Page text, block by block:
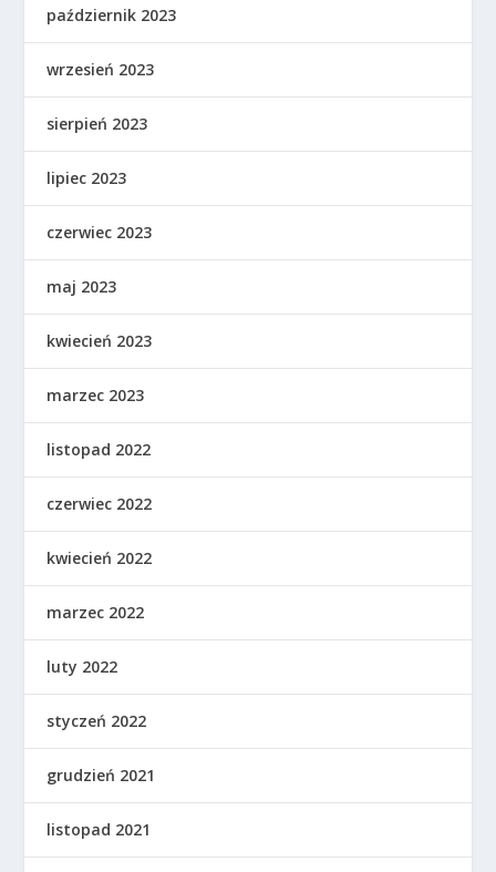
październik 2023
wrzesień 2023
sierpień 2023
lipiec 2023
czerwiec 2023
maj 2023
kwiecień 2023
marzec 2023
listopad 2022
czerwiec 2022
kwiecień 2022
marzec 2022
luty 2022
styczeń 2022
grudzień 2021
listopad 2021